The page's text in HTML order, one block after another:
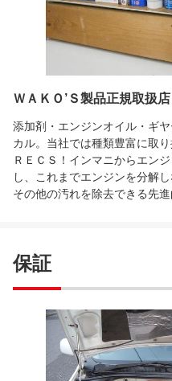
ＷＡＫＯ’Ｓ製品正規取扱店
添加剤・エンジンオイル・ギ
カル。当社では種類豊富に取
ＲＥＣＳ！インマニからエン
し、これまでエンジンを分解
その他の汚れを除去できる先進
保証